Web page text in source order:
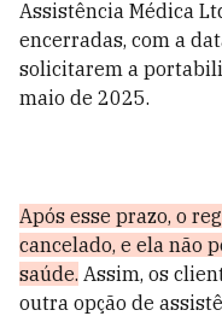
Assistência Médica
encerradas, com a
solicitarem a
maio de 2025.
Após esse prazo, o
cancelado, e ela não
saúde. Assim, os
outra opção de